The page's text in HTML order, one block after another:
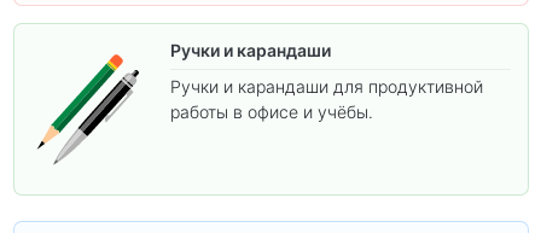
Ручки и карандаши
Ручки и карандаши для продуктивной
работы в офисе и учёбы.